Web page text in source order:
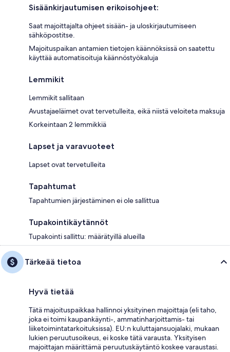
Sisäänkirjautumisen erikoisohjeet:
Saat majoittajalta ohjeet sisään- ja uloskirjautumiseen
sähköpostitse.
Majoituspaikan antamien tietojen käännöksissä on saatettu
käyttää automatisoituja käännöstyökaluja
Lemmikit
Lemmikit sallitaan
Avustajaeläimet ovat tervetulleita, eikä niistä veloiteta maksuja
Korkeintaan 2 lemmikkiä
Lapset ja varavuoteet
Lapset ovat tervetulleita
Tapahtumat
Tapahtumien järjestäminen ei ole sallittua
Tupakointikäytännöt
Tupakointi sallittu: määrätyillä alueilla
Tärkeää tietoa
Hyvä tietää
Tätä majoituspaikkaa hallinnoi yksityinen majoittaja (eli taho,
joka ei toimi kaupankäynti-, ammatinharjoittamis- tai
liiketoimintatarkoituksissa). EU:n kuluttajansuojalaki, mukaan
lukien peruutusoikeus, ei koske tätä varausta. Yksityisen
majoittajan määrittämä peruutuskäytäntö koskee varaustasi.